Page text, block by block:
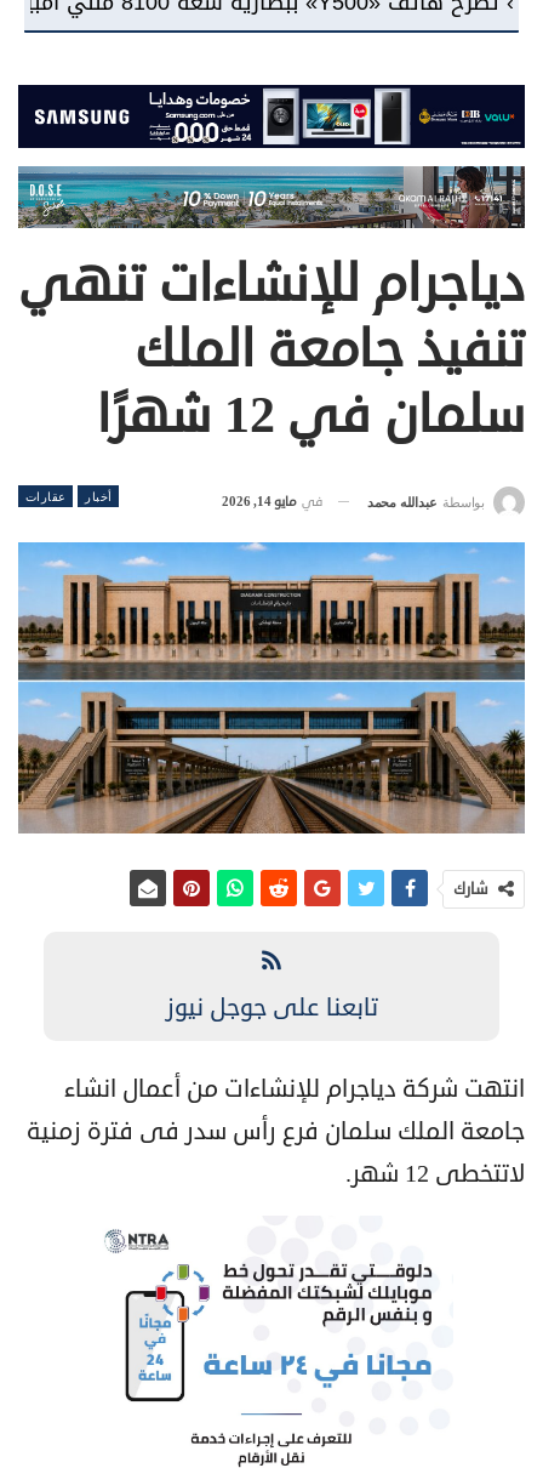
دياجرام للإنشاءات تنهي
تنفيذ جامعة الملك
سلمان في 12 شهرًا
أخبار عقارات بواسطة عبدالله محمد في مايو 14, 2026
شارك
تابعنا على جوجل نيوز
انتهت شركة دياجرام للإنشاءات من أعمال انشاء
جامعة الملك سلمان فرع رأس سدر فى فترة زمنية
لاتتخطى 12 شهر.